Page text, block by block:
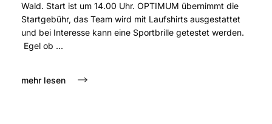
Wald. Start ist um 14.00 Uhr. OPTIMUM übernimmt die
Startgebühr, das Team wird mit Laufshirts ausgestattet
und bei Interesse kann eine Sportbrille getestet werden.
Egel ob ...
mehr lesen